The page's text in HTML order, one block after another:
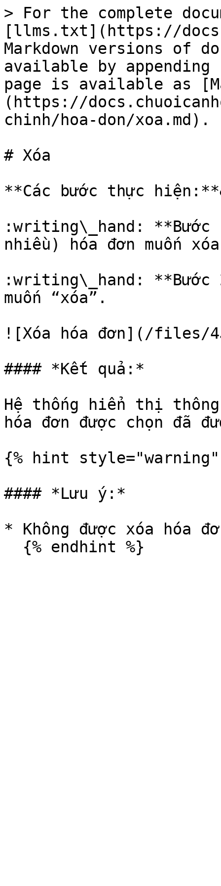
> For the complete
[llms.txt](https://
Markdown versions of
available by
page is available as
(https://
chinh/hoa-don/xoa.md).
# Xóa
**Các bước thực
:writing\_hand:
nhiều) hóa đơn muốn
:writing\_hand: **Bước
muốn “xóa”.
![Xóa hóa đơn](/files/
#### *Kết quả:*
Hệ thống hiển thị
hóa đơn được chọn đã
{% hint style="warning"
#### *Lưu ý:*
* Không được xóa hóa